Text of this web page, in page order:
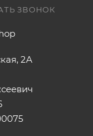
ЗВОНОК
2А